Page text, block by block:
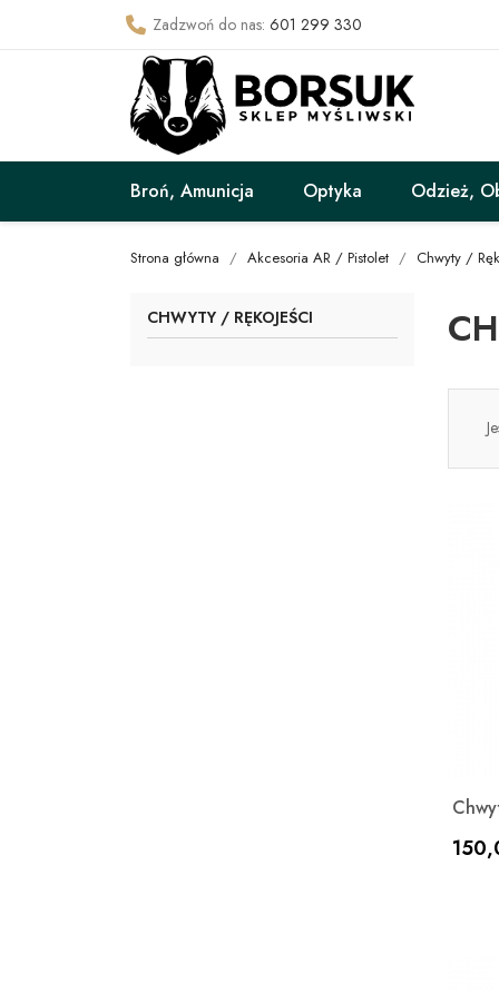
Zadzwoń do nas: 601 299 330
Broń, Amunicja Optyka Odzież,
Strona główna Akcesoria AR / Pistolet Chwyty /
CHWYTY / RĘKOJEŚCI